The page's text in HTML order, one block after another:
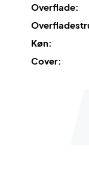
reducerer de
Til sidst, så er
Overflade:
Køn:
Cover: